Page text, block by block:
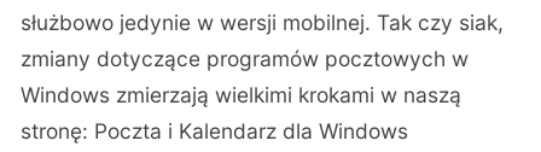
służbowo jedynie w wersji mobilnej. Tak czy siak,
zmiany dotyczące programów pocztowych w
Windows zmierzają wielkimi krokami w naszą
stronę: Poczta i Kalendarz dla Windows